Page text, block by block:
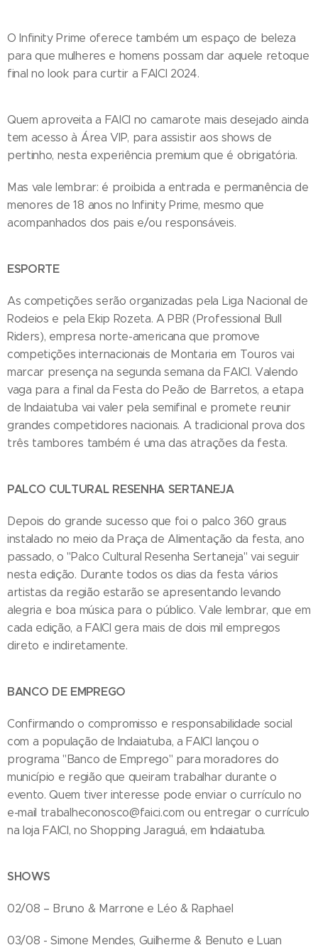
O Infinity Prime oferece também um espaço de beleza
para que mulheres e homens possam dar aquele retoque
final no look para curtir a FAICI 2024.
Quem aproveita a FAICI no camarote mais desejado ainda
tem acesso à Área VIP, para assistir aos shows de
pertinho, nesta experiência premium que é obrigatória.
Mas vale lembrar: é proibida a entrada e permanência de
menores de 18 anos no Infinity Prime, mesmo que
acompanhados dos pais e/ou responsáveis.
ESPORTE
As competições serão organizadas pela Liga Nacional de
Rodeios e pela Ekip Rozeta. A PBR (Professional Bull
Riders), empresa norte-americana que promove
competições internacionais de Montaria em Touros vai
marcar presença na segunda semana da FAICI. Valendo
vaga para a final da Festa do Peão de Barretos, a etapa
de Indaiatuba vai valer pela semifinal e promete reunir
grandes competidores nacionais. A tradicional prova dos
três tambores também é uma das atrações da festa.
PALCO CULTURAL RESENHA SERTANEJA
Depois do grande sucesso que foi o palco 360 graus
instalado no meio da Praça de Alimentação da festa, ano
passado, o "Palco Cultural Resenha Sertaneja" vai seguir
nesta edição. Durante todos os dias da festa vários
artistas da região estarão se apresentando levando
alegria e boa música para o público. Vale lembrar, que em
cada edição, a FAICI gera mais de dois mil empregos
direto e indiretamente.
BANCO DE EMPREGO
Confirmando o compromisso e responsabilidade social
com a população de Indaiatuba, a FAICI lançou o
programa "Banco de Emprego" para moradores do
município e região que queiram trabalhar durante o
evento. Quem tiver interesse pode enviar o currículo no
e-mail trabalheconosco@faici.com ou entregar o currículo
na loja FAICI, no Shopping Jaraguá, em Indaiatuba.
SHOWS
02/08 – Bruno & Marrone e Léo & Raphael
03/08 - Simone Mendes, Guilherme & Benuto e Luan